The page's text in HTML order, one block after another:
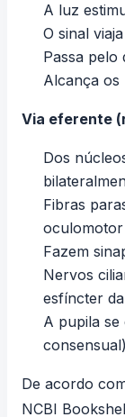
A luz
O sinal
Passa pelo
Alcança os
Via eferente
Dos
Fibras
Fazem
Nervos
esfíncter
A pupila
consensual)
De acordo
NCBI